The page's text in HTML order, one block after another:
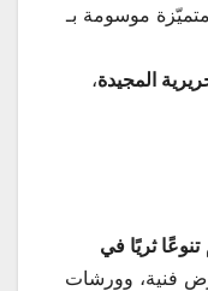
موسومة بـ
،
تنوعًا ثريًا في
فنية، وورشات